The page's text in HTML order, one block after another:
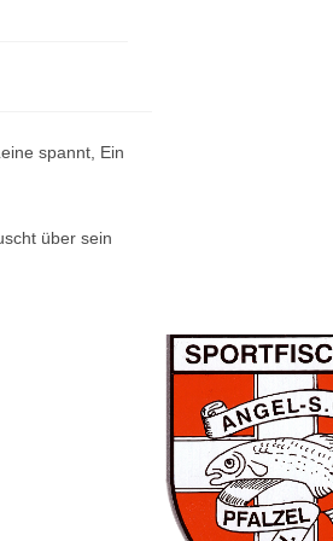
spannt, Ein
über sein